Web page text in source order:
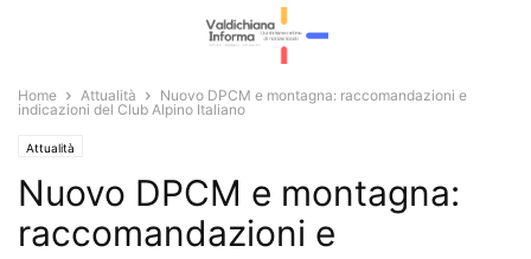
Home Attualità
Nuovo DPCM e montagna: raccomandazioni e
indicazioni del Club Alpino Italiano
Attualità
Nuovo DPCM e montagna:
raccomandazioni e